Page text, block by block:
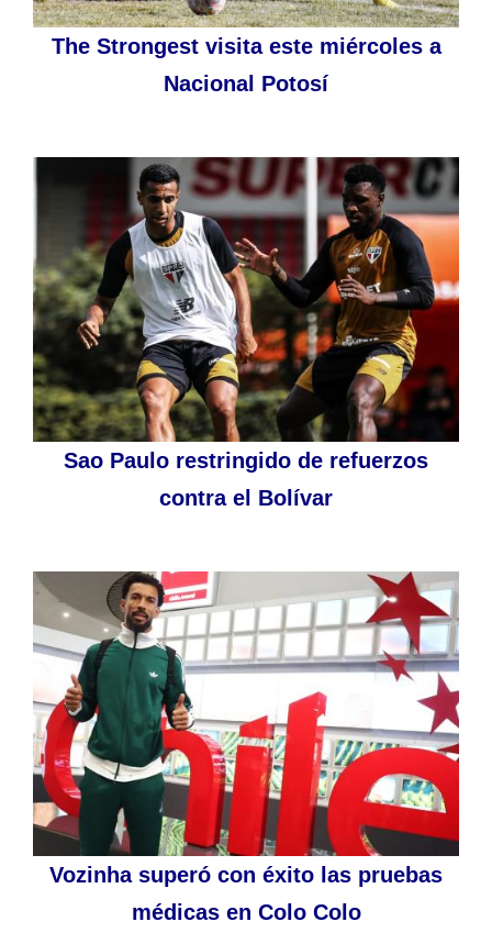
The Strongest visita este miércoles a
Nacional Potosí
Sao Paulo restringido de refuerzos
contra el Bolívar
Vozinha superó con éxito las pruebas
médicas en Colo Colo